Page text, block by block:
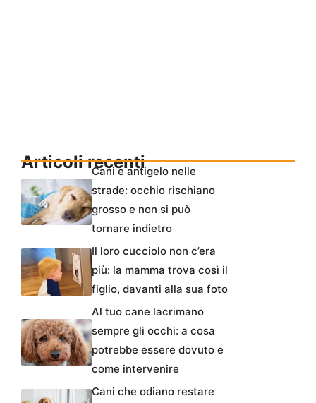
Articoli recenti
Cani e antigelo nelle
strade: occhio rischiano
grosso e non si può
tornare indietro
Il loro cucciolo non c’era
più: la mamma trova così il
figlio, davanti alla sua foto
Al tuo cane lacrimano
sempre gli occhi: a cosa
potrebbe essere dovuto e
come intervenire
Cani che odiano restare